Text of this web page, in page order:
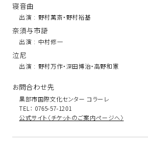
寝音曲
出演 : 野村萬斎・野村裕基
奈須与市語
出演 : 中村修一
泣尼
出演 : 野村万作・深田博治・高野和憲
お問合わせ先
黒部市国際文化センター コラーレ
TEL： 0765-57-1201
公式サイト〈チケットのご案内ページへ〉